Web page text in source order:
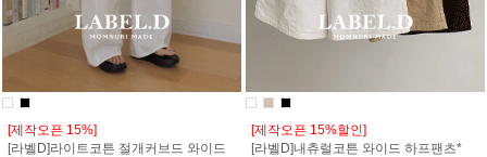
[제작오픈 15%]
[라벨D]라이트코튼 절개커브드 와이드
[제작오픈 15%할인]
[라벨D]내츄럴코튼 와이드 하프팬츠*